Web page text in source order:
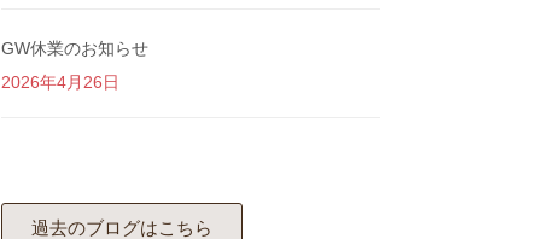
GW休業のお知らせ
2026年4月26日
過去のブログはこちら